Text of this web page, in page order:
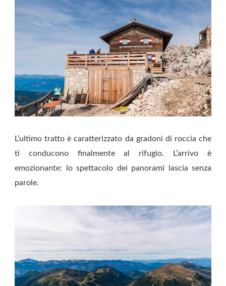
L’ultimo tratto è caratterizzato da gradoni di roccia che
ti conducono finalmente al rifugio. L’arrivo è
emozionante: lo spettacolo dei panorami lascia senza
parole.